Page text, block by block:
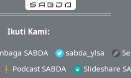
Ikuti Kami:
SABDA sabda_ylsa
Podcast SABDA Slideshare